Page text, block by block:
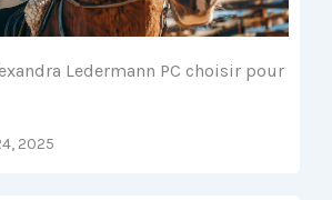
Ledermann PC choisir pour
2025